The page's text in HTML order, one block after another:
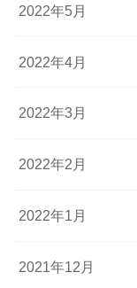
2022年5月
2022年4月
2022年3月
2022年2月
2022年1月
2021年12月